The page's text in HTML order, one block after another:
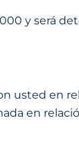
y será
usted en
en